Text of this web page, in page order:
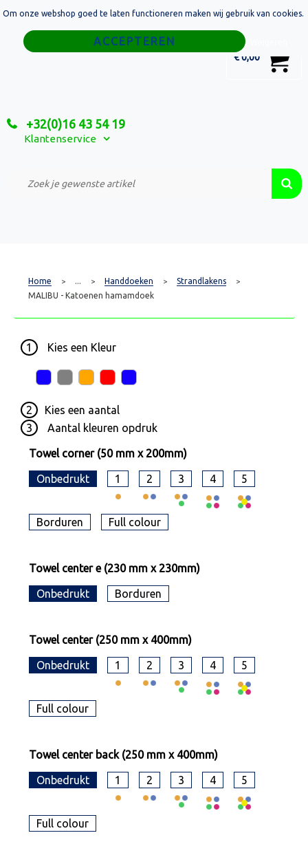
€ 0,00
+32(0)16 43 54 19
Klantenservice
Home
Relatiegeschenken
Custom Made Projecten
Home > ... > Handdoeken > Strandlakens >
MALIBU - Katoenen hamamdoek
1 Kies een Kleur
2 Kies een aantal
3
Aantal kleuren opdruk
Towel corner (50 mm x 200mm)
Onbedrukt 1 2 3 4 5
Borduren Full colour
Towel center e (230 mm x 230mm)
Onbedrukt Borduren
Towel center (250 mm x 400mm)
Onbedrukt 1 2 3 4 5
Full colour
Towel center back (250 mm x 400mm)
Onbedrukt 1 2 3 4 5
Full colour
Om onze webshop goed te laten functioneren maken wij gebruik van cookies.